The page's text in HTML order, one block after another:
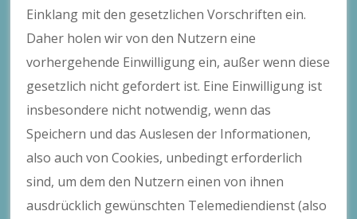
Einklang mit den gesetzlichen Vorschriften ein.
Daher holen wir von den Nutzern eine
vorhergehende Einwilligung ein, außer wenn diese
gesetzlich nicht gefordert ist. Eine Einwilligung ist
insbesondere nicht notwendig, wenn das
Speichern und das Auslesen der Informationen,
also auch von Cookies, unbedingt erforderlich
sind, um dem den Nutzern einen von ihnen
ausdrücklich gewünschten Telemediendienst (also